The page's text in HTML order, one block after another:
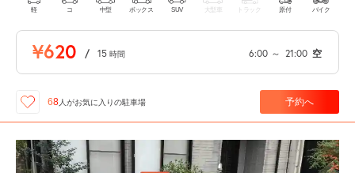
軽 コ 中型 ボックス SUV 大型車 トラック 原付 バイク
¥620 / 15 時間 6:00 ～ 21:00 空
68人がお気に入りの駐車場 予約へ